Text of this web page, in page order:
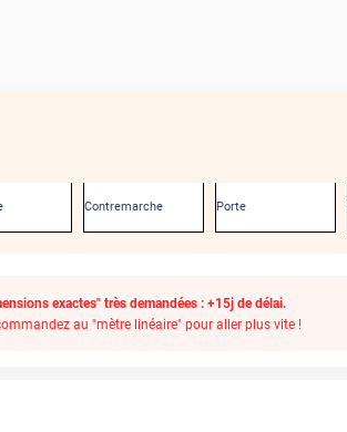
Contremarche Porte
exactes" très demandées : +15j de délai.
au "mètre linéaire" pour aller plus vite !